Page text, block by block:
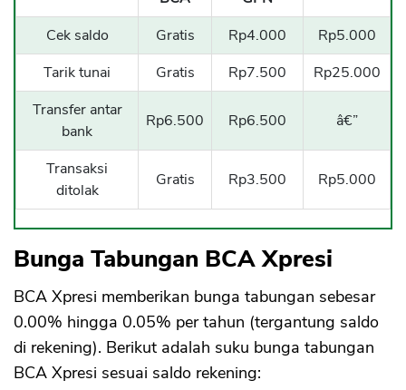
Cek saldo
Gratis Rp4.000
Rp5.000
Tarik tunai
Gratis Rp7.500
Rp25.000
Transfer antar
bank
Rp6.500 Rp6.500 â€”
Transaksi
ditolak
Gratis Rp3.500 Rp5.000
Bunga Tabungan BCA Xpresi
BCA Xpresi memberikan bunga tabungan sebesar
0.00% hingga 0.05% per tahun (tergantung saldo
di rekening). Berikut adalah suku bunga tabungan
BCA Xpresi sesuai saldo rekening:
OK
CANCEL